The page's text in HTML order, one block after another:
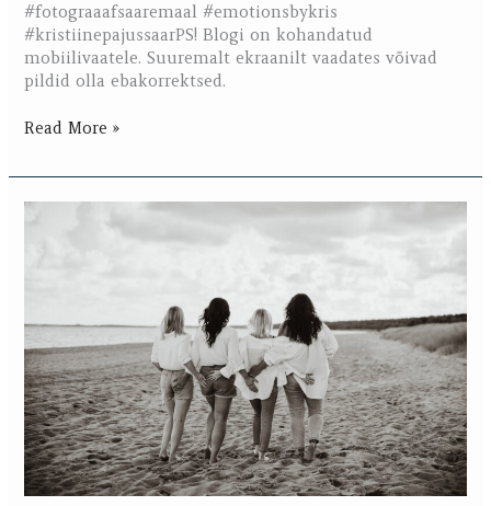
#fotograaafsaaremaal #emotionsbykris
#kristiinepajussaarPS! Blogi on kohandatud
mobiilivaatele. Suuremalt ekraanilt vaadates võivad
pildid olla ebakorrektsed.
Read More »
Sõbrannade
fotosessioon